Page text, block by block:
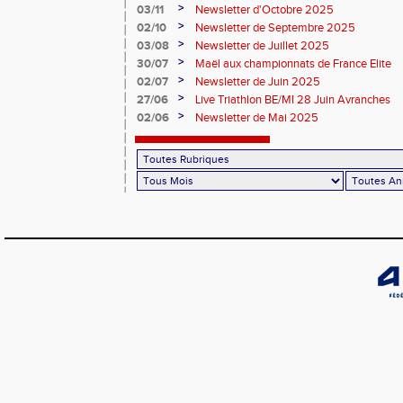
03/11 >
Newsletter d'Octobre 2025
02/10
>
Newsletter de Septembre 2025
03/08
>
Newsletter de Juillet 2025
30/07
>
Maël aux championnats de France Elite
02/07
>
Newsletter de Juin 2025
27/06
>
Live Triathlon BE/MI 28 Juin Avranches
02/06
> Newsletter de Mai 2025